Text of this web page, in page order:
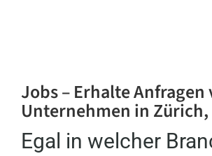
Jobs – Erhalte Anfragen
Unternehmen in Zürich,
Egal in welcher